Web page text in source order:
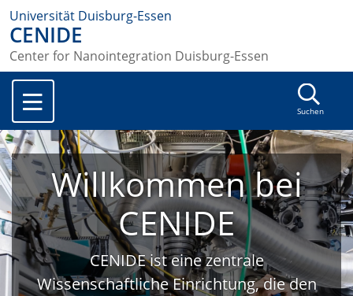
Universität Duisburg-Essen
CENIDE
Center for Nanointegration Duisburg-Essen
Suchen
Willkommen bei
CENIDE
CENIDE ist eine zentrale
Wissenschaftliche Einrichtung, die den